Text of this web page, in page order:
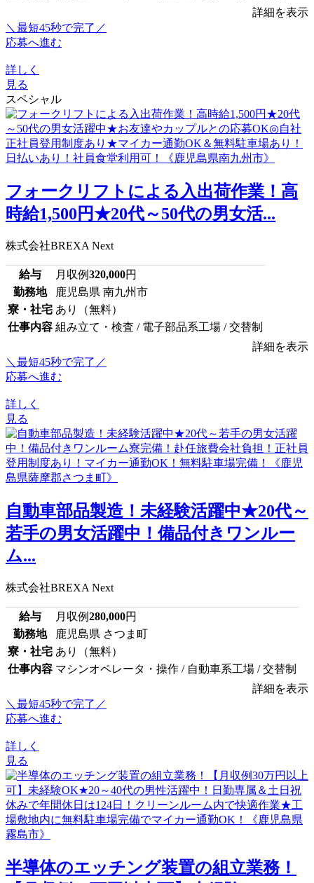
詳細を表示
＼最短45秒で完了／
応募へ進む
詳しく
見る
スペシャル
フォークリフトによる入出荷作業！高
時給1,500円★20代～50代の男女活...
株式会社BREXA Next
給与 月収例320,000円
勤務地
鹿児島県 南九州市
寮・社宅 あり（無料）
仕事内容 組み立て・検査 / 電子部品系工場 / 交替制
詳細を表示
＼最短45秒で完了／
応募へ進む
詳しく
見る
自動車部品製造！未経験活躍中★20代～
若手の男女活躍中！備品付きワンルー
ム...
株式会社BREXA Next
給与 月収例280,000円
勤務地
鹿児島県 さつま町
寮・社宅 あり（無料）
仕事内容 マシンオペレータ・操作 / 自動車系工場 / 交替制
詳細を表示
＼最短45秒で完了／
応募へ進む
詳しく
見る
半導体のエッチング装置の組立業務！